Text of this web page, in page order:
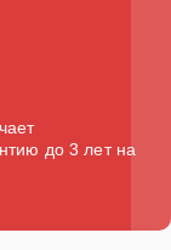
до 3 лет на